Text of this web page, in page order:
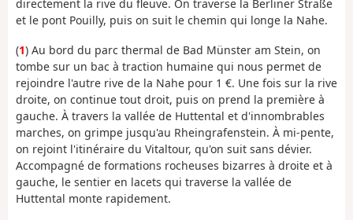
directement la rive du fleuve. On traverse la Berliner Straße
et le pont Pouilly, puis on suit le chemin qui longe la Nahe.
(1) Au bord du parc thermal de Bad Münster am Stein, on
tombe sur un bac à traction humaine qui nous permet de
rejoindre l'autre rive de la Nahe pour 1 €. Une fois sur la rive
droite, on continue tout droit, puis on prend la première à
gauche. À travers la vallée de Huttental et d'innombrables
marches, on grimpe jusqu'au Rheingrafenstein. À mi-pente,
on rejoint l'itinéraire du Vitaltour, qu'on suit sans dévier.
Accompagné de formations rocheuses bizarres à droite et à
gauche, le sentier en lacets qui traverse la vallée de
Huttental monte rapidement.